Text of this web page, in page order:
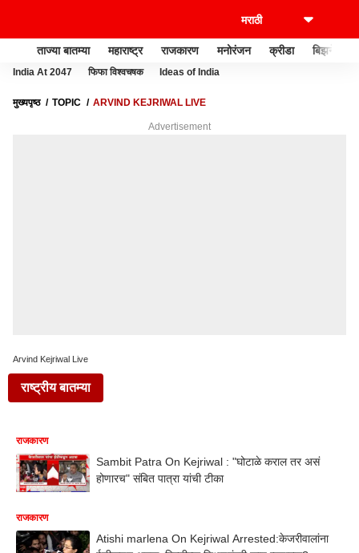
ताज्या बातम्या महाराष्ट्र राजकारण मनोरंजन क्रीडा बिझनेस
India At 2047 फिफा विश्वचषक Ideas of India
मुख्यपृष्ठ TOPIC ARVIND KEJRIWAL LIVE
Advertisement
Arvind Kejriwal Live
राष्ट्रीय बातम्या
राजकारण
Sambit Patra On Kejriwal : "घोटाळे कराल तर असं
होणारच" संबित पात्रा यांची टीका
राजकारण
Atishi marlena On Kejriwal Arrested:केजरीवालांना